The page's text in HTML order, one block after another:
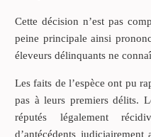
Cette décision n’est pas
peine principale ainsi
éleveurs délinquants ne
Les faits de l’espèce ont pu
pas à leurs premiers délits.
réputés légalement
d’antécédents